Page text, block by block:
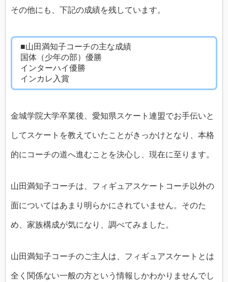
その他にも、下記の成績を残しています。
■山田満知子コーチの主な成績
国体（少年の部）優勝
インターハイ優勝
インカレ入賞
金城学院大学卒業後、愛知県スケート連盟でお手伝いと
してスケートを教えていたことがきっかけとなり、本格
的にコーチの道へ進むことを決心し、現在に至ります。
山田満知子コーチは、フィギュアスケートコーチ以外の
面についてはあまり明らかにされていません。そのた
め、家族構成が気になり、調べてみました。
山田満知子コーチのご主人は、フィギュアスケートとは
全く関係ない一般の方という情報しかわかりませんでし